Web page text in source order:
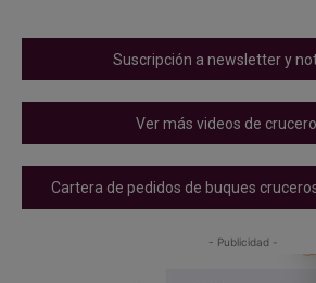
Suscripción a newsletter y
Ver más videos de
Cartera de pedidos de buques
- Publicidad -